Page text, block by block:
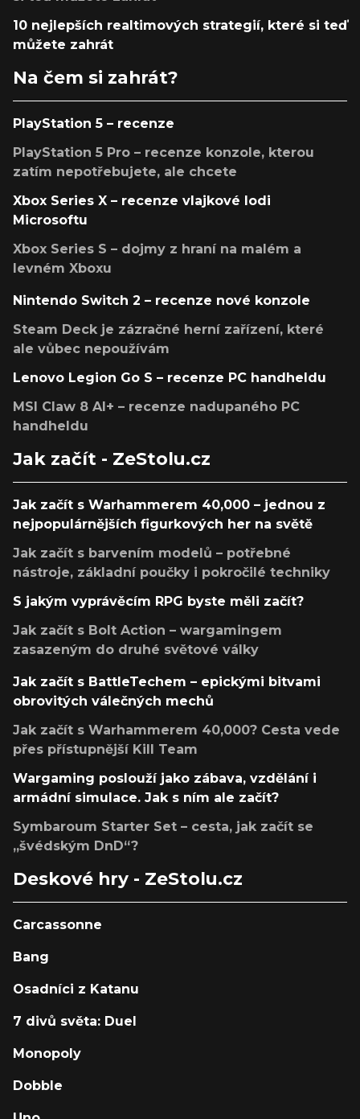
10 nejlepších realtimových strategií, které si teď
můžete zahrát
Na čem si zahrát?
PlayStation 5 – recenze
PlayStation 5 Pro – recenze konzole, kterou
zatím nepotřebujete, ale chcete
Xbox Series X – recenze vlajkové lodi
Microsoftu
Xbox Series S – dojmy z hraní na malém a
levném Xboxu
Nintendo Switch 2 – recenze nové konzole
Steam Deck je zázračné herní zařízení, které
ale vůbec nepoužívám
Lenovo Legion Go S – recenze PC handheldu
MSI Claw 8 AI+ – recenze nadupaného PC
handheldu
Jak začít - ZeStolu.cz
Jak začít s Warhammerem 40,000 – jednou z
nejpopulárnějších figurkových her na světě
Jak začít s barvením modelů – potřebné
nástroje, základní poučky i pokročilé techniky
S jakým vyprávěcím RPG byste měli začít?
Jak začít s Bolt Action – wargamingem
zasazeným do druhé světové války
Jak začít s BattleTechem – epickými bitvami
obrovitých válečných mechů
Jak začít s Warhammerem 40,000? Cesta vede
přes přístupnější Kill Team
Wargaming poslouží jako zábava, vzdělání i
armádní simulace. Jak s ním ale začít?
Symbaroum Starter Set – cesta, jak začít se
„švédským DnD“?
Deskové hry - ZeStolu.cz
Carcassonne
Bang
Osadníci z Katanu
7 divů světa: Duel
Monopoly
Dobble